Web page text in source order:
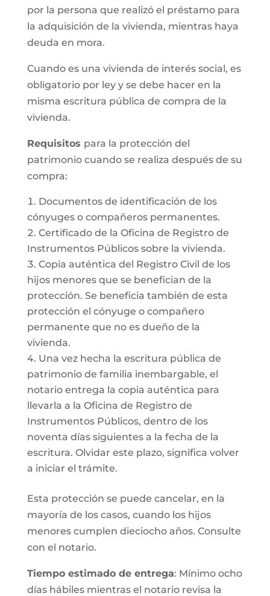
por la persona que realizó el préstamo para
la adquisición de la vivienda, mientras haya
deuda en mora.
Cuando es una vivienda de interés social, es
obligatorio por ley y se debe hacer en la
misma escritura pública de compra de la
vivienda.
Requisitos para la protección del
patrimonio cuando se realiza después de su
compra:
Documentos de identificación de los
cónyuges o compañeros permanentes.
Certificado de la Oficina de Registro de
Instrumentos Públicos sobre la vivienda.
Copia auténtica del Registro Civil de los
hijos menores que se benefician de la
protección. Se beneficia también de esta
protección el cónyuge o compañero
permanente que no es dueño de la
vivienda.
Una vez hecha la escritura pública de
patrimonio de familia inembargable, el
notario entrega la copia auténtica para
llevarla a la Oficina de Registro de
Instrumentos Públicos, dentro de los
noventa días siguientes a la fecha de la
escritura. Olvidar este plazo, significa volver
a iniciar el trámite.
Esta protección se puede cancelar, en la
mayoría de los casos, cuando los hijos
menores cumplen dieciocho años. Consulte
con el notario.
Tiempo estimado de entrega: Mínimo ocho
días hábiles mientras el notario revisa la